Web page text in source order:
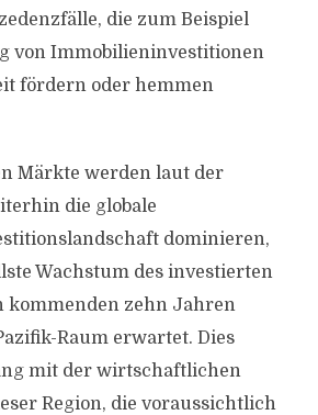
die zum Beispiel
von Immobilieninvestitionen
fördern oder hemmen
Märkte werden laut der
die globale
dominieren,
Wachstum des investierten
kommenden zehn Jahren
Raum erwartet. Dies
mit der wirtschaftlichen
Region, die voraussichtlich